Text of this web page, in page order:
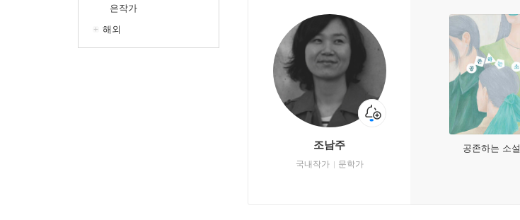
은작가
해외
조남주
국내작가 문학가
공존하는 소설